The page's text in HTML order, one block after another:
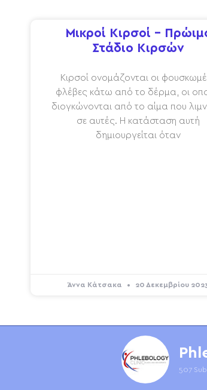
Μικροί Κιρσοί –
Στάδιο Κιρσών
Κιρσοί ονομάζονται οι
φλέβες κάτω από το δέρμα, οι
διογκώνονται από το αίμα που
σε αυτές. Η κατάσταση αυτή
δημιουργείται όταν
Άννα Κάτσακα 20 Δεκεμβρίου
507